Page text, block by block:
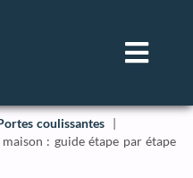
coulissantes
: guide étape par étape